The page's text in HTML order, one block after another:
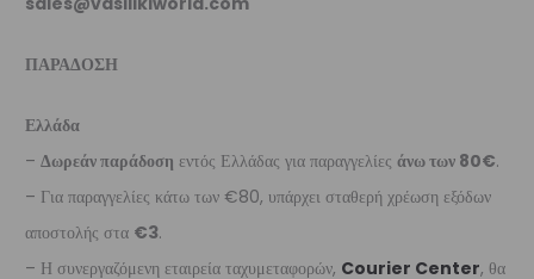
ΠΑΡΑΔΟΣΗ
Ελλάδα
– Δωρεάν παράδοση εντός Ελλάδας για παραγγελίες άνω των 80€.
– Για παραγγελίες κάτω των €80, υπάρχει σταθερή χρέωση εξόδων
αποστολής στα €3.
– Η συνεργαζόμενη εταιρεία ταχυμεταφορών, Courier Center, θα